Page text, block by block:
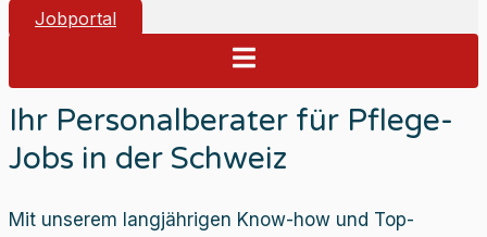
Jobportal
Ihr Personalberater für Pflege-
Jobs in der Schweiz
Mit unserem langjährigen Know-how und Top-